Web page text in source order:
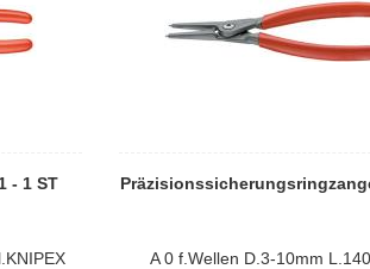
- 1 ST
A 0 f.Wellen D.3-10mm